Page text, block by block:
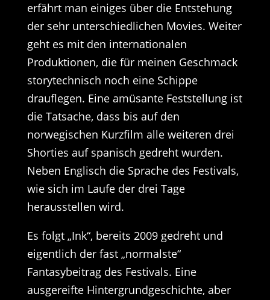
erfährt man einiges über die Entstehung
der sehr unterschiedlichen Movies. Weiter
geht es mit den internationalen
Produktionen, die für meinen Geschmack
storytechnisch noch eine Schippe
drauflegen. Eine amüsante Feststellung ist
die Tatsache, dass bis auf den
norwegischen Kurzfilm alle weiteren drei
Shorties auf spanisch gedreht wurden.
Neben Englisch die Sprache des Festivals,
wie sich im Laufe der drei Tage
herausstellen wird.
Es folgt „Ink“, bereits 2009 gedreht und
eigentlich der fast „normalste“
Fantasybeitrag des Festivals. Eine
ausgereifte Hintergrundgeschichte, aber